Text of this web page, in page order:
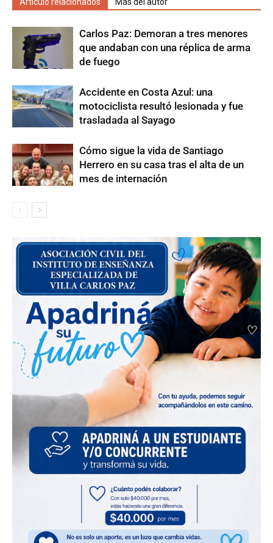
Carlos Paz: Demoran a tres menores
que andaban con una réplica de arma
de fuego
Accidente en Costa Azul: una
motociclista resultó lesionada y fue
trasladada al Sayago
Cómo sigue la vida de Santiago
Herrero en su casa tras el alta de un
mes de internación